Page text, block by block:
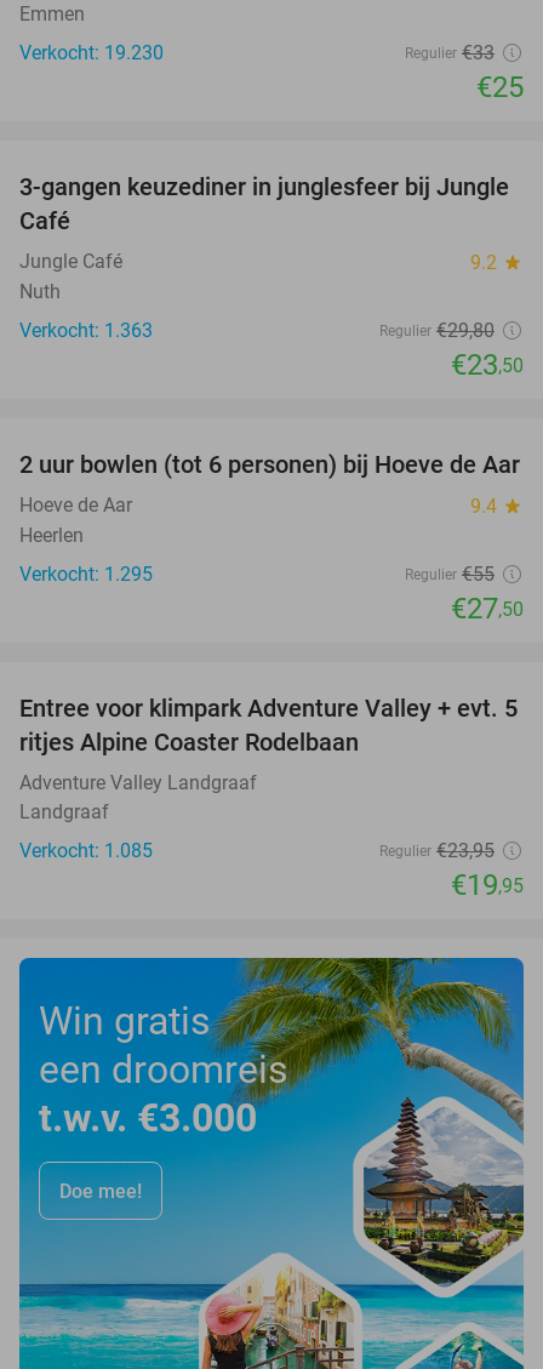
Emmen
Verkocht: 19.230
Regulier €33
€25
21%
3-gangen keuzediner in junglesfeer bij Jungle
Café
Jungle Café 9.2 star
Nuth
Verkocht: 1.363
Regulier €29,80
€23,50
50%
2 uur bowlen (tot 6 personen) bij Hoeve de Aar
Hoeve de Aar 9.4 star
Heerlen
Verkocht: 1.295
Regulier €55
€27,50
17%
Entree voor klimpark Adventure Valley + evt. 5
ritjes Alpine Coaster Rodelbaan
Adventure Valley Landgraaf
Landgraaf
Verkocht: 1.085
Regulier €23,95
€19,95
Win gratis
een droomreis
t.w.v. €3.000
Doe mee!